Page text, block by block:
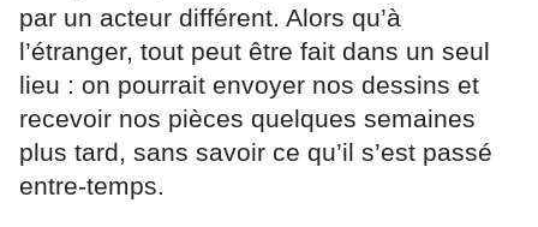
par un acteur différent. Alors qu’à
l’étranger, tout peut être fait dans un seul
lieu : on pourrait envoyer nos dessins et
recevoir nos pièces quelques semaines
plus tard, sans savoir ce qu’il s’est passé
entre-temps.